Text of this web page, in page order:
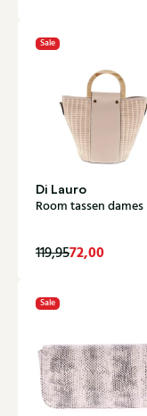
Sale
Di Lauro
Room tassen dames
119,9572,00
Sale